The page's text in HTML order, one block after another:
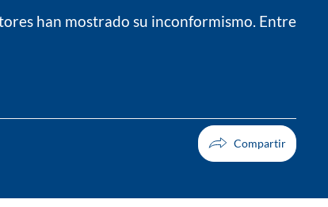
han mostrado su inconformismo. Entre